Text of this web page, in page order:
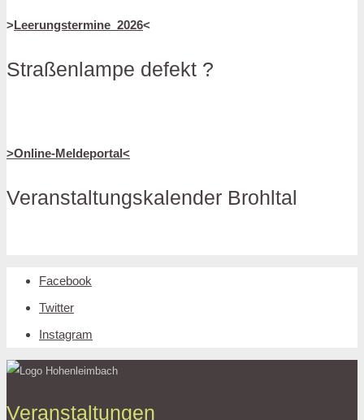
>Leerungstermine_2026<
Straßenlampe defekt ?
>Online-Meldeportal<
Veranstaltungskalender Brohltal
Facebook
Twitter
Instagram
Veranstaltungen